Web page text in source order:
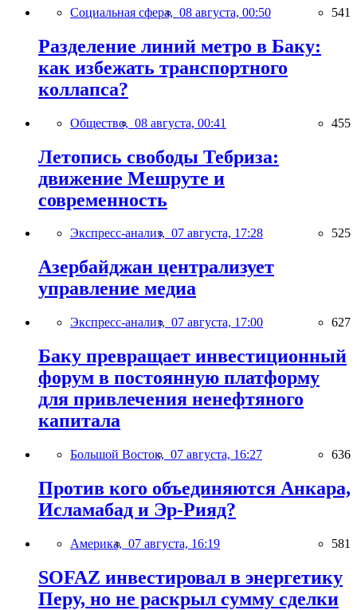
Социальная сфера, 08 августа, 00:50 541
Разделение линий метро в Баку:
как избежать транспортного
коллапса?
Общество, 08 августа, 00:41 455
Летопись свободы Тебриза:
движение Мешруте и
современность
Экспресс-анализ, 07 августа, 17:28 525
Азербайджан централизует
управление медиа
Экспресс-анализ, 07 августа, 17:00 627
Баку превращает инвестиционный
форум в постоянную платформу
для привлечения ненефтяного
капитала
Большой Восток, 07 августа, 16:27 636
Против кого объединяются Анкара,
Исламабад и Эр-Рияд?
Америка, 07 августа, 16:19 581
SOFAZ инвестировал в энергетику
Перу, но не раскрыл сумму сделки